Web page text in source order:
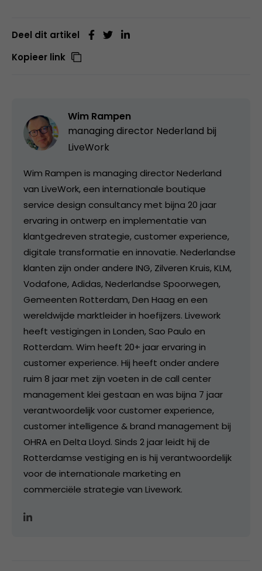
Deel dit artikel
Kopieer link
Wim Rampen
managing director Nederland bij
LiveWork
Wim Rampen is managing director Nederland
van LiveWork, een internationale boutique
service design consultancy met bijna 20 jaar
ervaring in ontwerp en implementatie van
klantgedreven strategie, customer experience,
digitale transformatie en innovatie. Nederlandse
klanten zijn onder andere ING, Zilveren Kruis, KLM,
Vodafone, Adidas, Nederlandse Spoorwegen,
Gemeenten Rotterdam, Den Haag en een
wereldwijde marktleider in hoefijzers. Livework
heeft vestigingen in Londen, Sao Paulo en
Rotterdam. Wim heeft 20+ jaar ervaring in
customer experience. Hij heeft onder andere
ruim 8 jaar met zijn voeten in de call center
management klei gestaan en was bijna 7 jaar
verantwoordelijk voor customer experience,
customer intelligence & brand management bij
OHRA en Delta Lloyd. Sinds 2 jaar leidt hij de
Rotterdamse vestiging en is hij verantwoordelijk
voor de internationale marketing en
commerciële strategie van Livework.